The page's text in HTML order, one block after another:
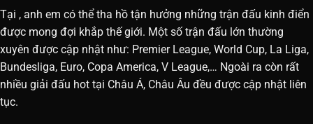
Tại , anh em có thể tha hồ tận hưởng những trận đấu kinh điển
được mong đợi khắp thế giới. Một số trận đấu lớn thường
xuyên được cập nhật như: Premier League, World Cup, La Liga,
Bundesliga, Euro, Copa America, V League,… Ngoài ra còn rất
nhiều giải đấu hot tại Châu Á, Châu Âu đều được cập nhật liên
tục.